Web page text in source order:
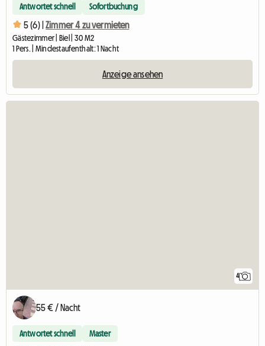
Antwortet schnell Sofortbuchung
5 (6) | Zimmer 4 zu vermieten
Gästezimmer | Biel | 30 M2
1 Pers. | Mindestaufenthalt: 1 Nacht
Anzeige ansehen
4
55 € / Nacht
Antwortet schnell Master